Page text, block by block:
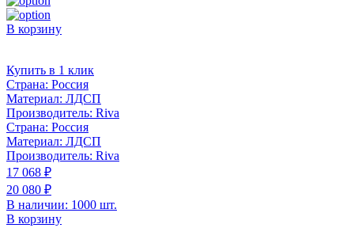
В корзину
Купить в 1 клик
Страна: Россия
Материал: ЛДСП
Производитель: Riva
Страна: Россия
Материал: ЛДСП
Производитель: Riva
17 068 ₽
20 080 ₽
В наличии: 1000 шт.
В корзину